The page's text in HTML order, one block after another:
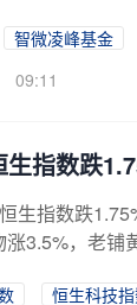
智微凌峰基金
09:11
指数跌
生指数跌
3.5%，老铺
恒生科技